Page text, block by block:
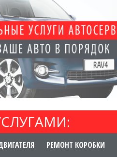
РЕМОНТ КОРОБКИ